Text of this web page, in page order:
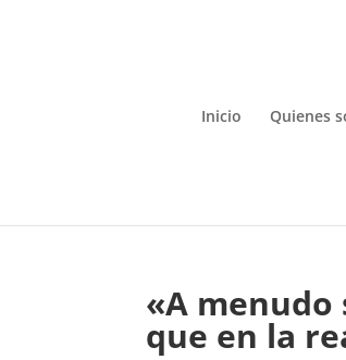
Inicio Quienes
«A
que en la